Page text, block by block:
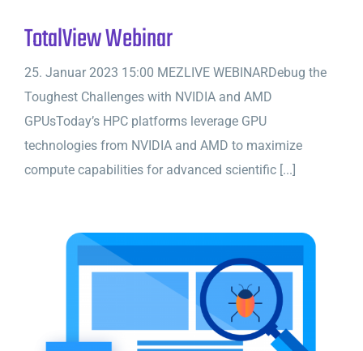
TotalView Webinar
25. Januar 2023 15:00 MEZLIVE WEBINARDebug the
Toughest Challenges with NVIDIA and AMD
GPUsToday’s HPC platforms leverage GPU
technologies from NVIDIA and AMD to maximize
compute capabilities for advanced scientific [...]